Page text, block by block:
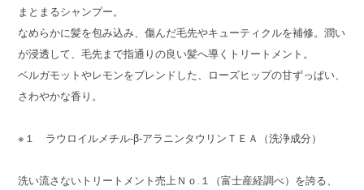
まとまるシャンプー。
なめらかに髪を包み込み、傷んだ毛先やキューティクルを補修。潤い
が浸透して、毛先まで指通りの良い髪へ導くトリートメント。
ベルガモットやレモンをブレンドした、ローズヒップの甘ずっぱい、
さわやかな香り。
※１ ラウロイルメチル‐β‐アラニンタウリンＴＥＡ（洗浄成分）
洗い流さないトリートメント売上Ｎｏ.１（富士産経調べ）を誇る、